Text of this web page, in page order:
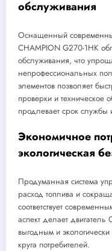
обслуживания
Оснащенный
CHAMPION G270-1HK
обслуживания, что
непрофессиональных
элементов позволяет
проверки и техническое
продлевает срок
Экономичное
экологическая
Продуманная система
расход топлива и
соответствует
аспект делает
выгодным и
круга потребителей.